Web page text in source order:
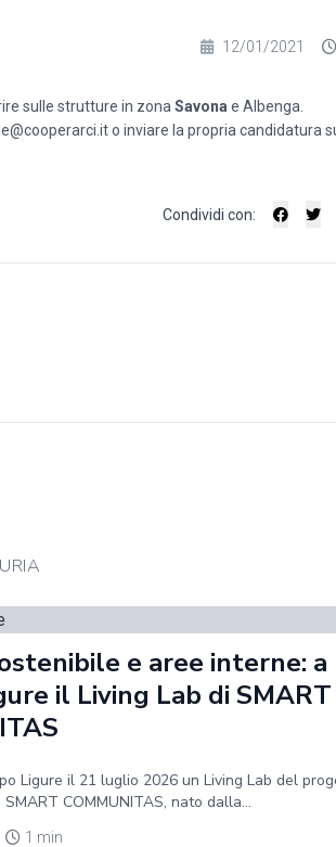
12/01/2021
sulle strutture in zona Savona e Albenga.
o inviare la propria candidatura
Condividi con:
e aree interne: a
il Living Lab di SMART
Ligure il 21 luglio 2026 un Living Lab del
COMMUNITAS, nato dalla...
1 min